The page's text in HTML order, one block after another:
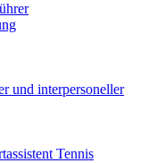
und interpersoneller
Tennis